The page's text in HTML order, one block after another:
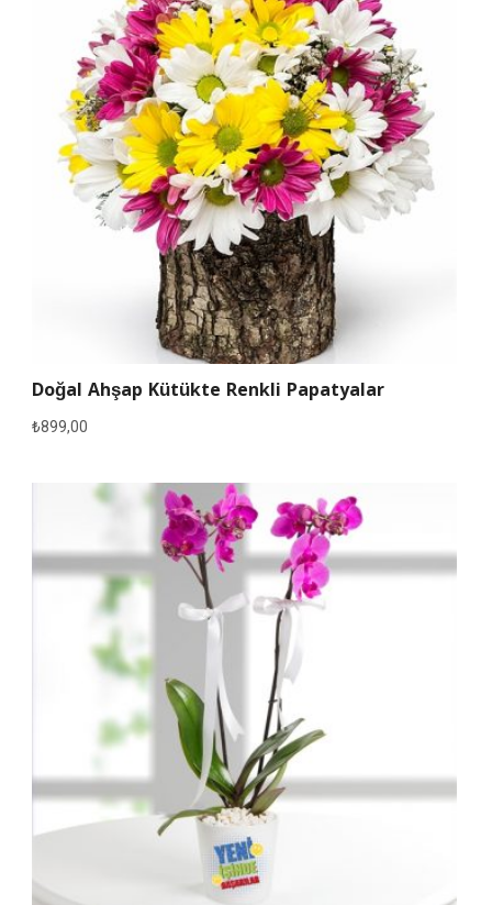
Doğal Ahşap Kütükte Renkli Papatyalar
₺899,00